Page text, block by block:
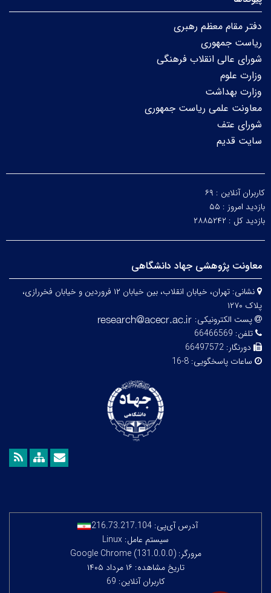
دفتر مقام معظم رهبری
ریاست جمهوری
شورای عالی انقلاب فرهنگی
وزارت علوم
وزارت بهداشت
معاونت علمی ریاست جمهوری
شورای عتف
سایت قدیم
کاربران آنلاین : ۶۹
بازدید امروز : ۵۵
بازدید کل : ۲۸۸۵۲۴۲
معاونت پژوهشی جهاد دانشگاهی
نشانی:
تهران، خیابان انقلاب، بین خیابان ۱۲ فروردین و خیابان فخررازی،
پلاک ۱۲۷۰
پست الکترونیکی:
تلفن: 66466569
دورنگار: 66497572
ساعات پاسخگویی: 8-16
آدرس آی‌پی: 216.73.217.104
سیستم عامل: Linux
مرورگر: Google Chrome (131.0.0.0)
تاریخ مشاهده: ۱۶ مرداد ۱۴۰۵
کاربران آنلاین: 69